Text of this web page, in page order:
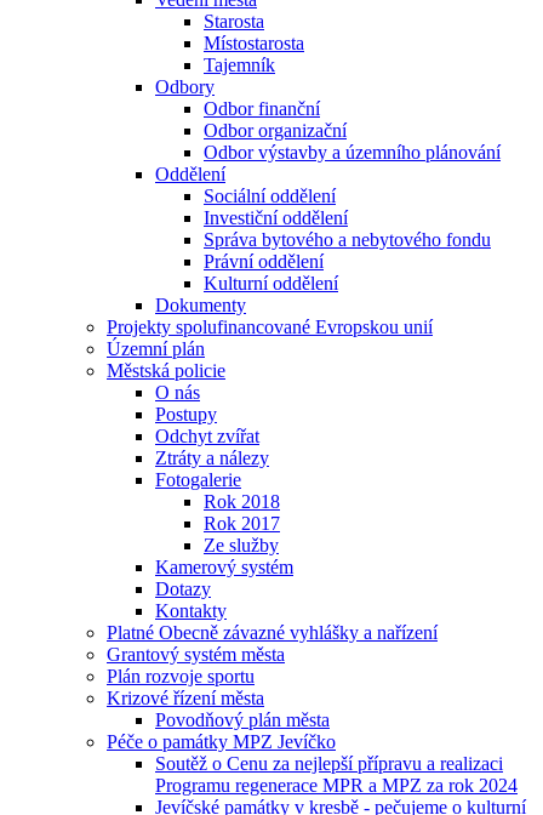
Starosta
Místostarosta
Tajemník
Odbory
Odbor finanční
Odbor organizační
Odbor výstavby a územního plánování
Oddělení
Sociální oddělení
Investiční oddělení
Správa bytového a nebytového fondu
Právní oddělení
Kulturní oddělení
Dokumenty
Projekty spolufinancované Evropskou unií
Územní plán
Městská policie
O nás
Postupy
Odchyt zvířat
Ztráty a nálezy
Fotogalerie
Rok 2018
Rok 2017
Ze služby
Kamerový systém
Dotazy
Kontakty
Platné Obecně závazné vyhlášky a nařízení
Grantový systém města
Plán rozvoje sportu
Krizové řízení města
Povodňový plán města
Péče o památky MPZ Jevíčko
Soutěž o Cenu za nejlepší přípravu a realizaci
Programu regenerace MPR a MPZ za rok 2024
Jevíčské památky v kresbě - pečujeme o kulturní